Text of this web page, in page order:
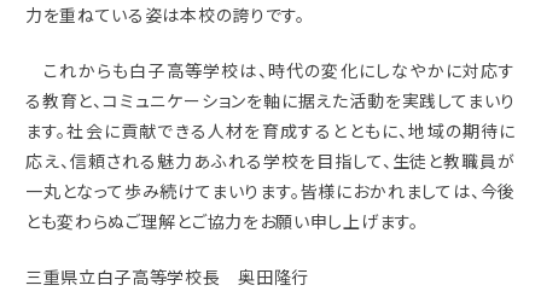
力を重ねている姿は本校の誇りです。
これからも白子高等学校は、時代の変化にしなやかに対応す
る教育と、コミュニケーションを軸に据えた活動を実践してまいり
ます。社会に貢献できる人材を育成するとともに、地域の期待に
応え、信頼される魅力あふれる学校を目指して、生徒と教職員が
一丸となって歩み続けてまいります。皆様におかれましては、今後
とも変わらぬご理解とご協力をお願い申し上げます。
三重県立白子高等学校長 奥田隆行